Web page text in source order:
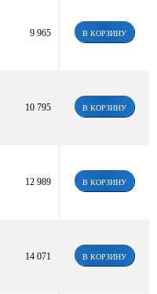
9 965 В КОРЗИНУ
10 795 В КОРЗИНУ
12 989 В КОРЗИНУ
14 071 В КОРЗИНУ